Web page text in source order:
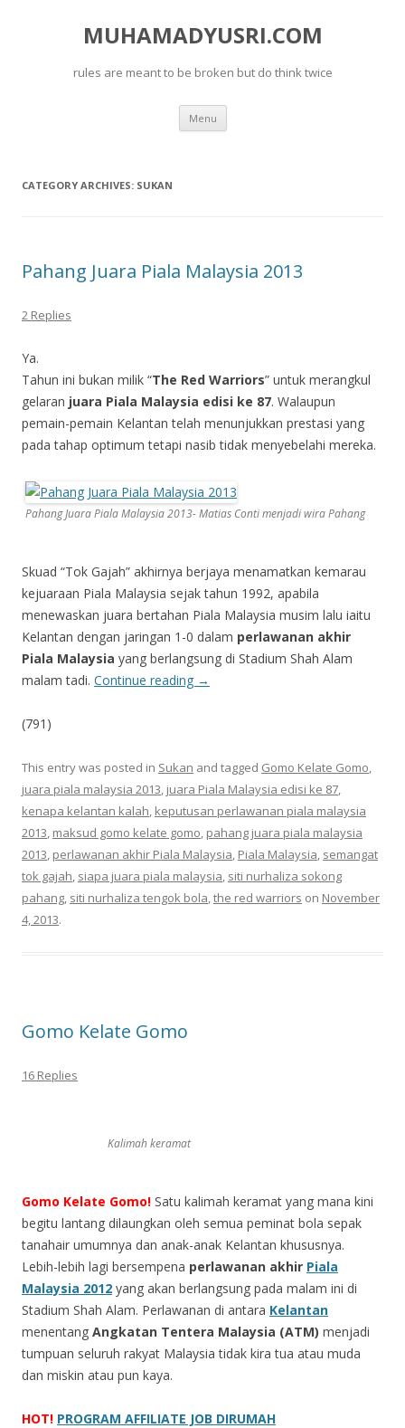
MUHAMADYUSRI.COM
rules are meant to be broken but do think twice
Menu Skip
content
CATEGORY ARCHIVES: SUKAN
Pahang Juara Piala Malaysia 2013
2 Replies
Ya.
Tahun ini bukan milik “The Red Warriors” untuk merangkul
gelaran juara Piala Malaysia edisi ke 87. Walaupun
pemain-pemain Kelantan telah menunjukkan prestasi yang
pada tahap optimum tetapi nasib tidak menyebelahi mereka.
Pahang Juara Piala Malaysia 2013- Matias Conti menjadi wira Pahang
Skuad “Tok Gajah” akhirnya berjaya menamatkan kemarau
kejuaraan Piala Malaysia sejak tahun 1992, apabila
menewaskan juara bertahan Piala Malaysia musim lalu iaitu
Kelantan dengan jaringan 1-0 dalam perlawanan akhir
Piala Malaysia yang berlangsung di Stadium Shah Alam
malam tadi. Continue reading →
(791)
This entry was posted in Sukan and tagged Gomo Kelate Gomo,
juara piala malaysia 2013, juara Piala Malaysia edisi ke 87,
kenapa kelantan kalah, keputusan perlawanan piala malaysia
2013, maksud gomo kelate gomo, pahang juara piala malaysia
2013, perlawanan akhir Piala Malaysia, Piala Malaysia, semangat
tok gajah, siapa juara piala malaysia, siti nurhaliza sokong
pahang, siti nurhaliza tengok bola,the red warriors on November
4, 2013.
Gomo Kelate Gomo
16 Replies
Kalimah keramat
Gomo Kelate Gomo! Satu kalimah keramat yang mana kini
begitu lantang dilaungkan oleh semua peminat bola sepak
tanahair umumnya dan anak-anak Kelantan khususnya.
Lebih-lebih lagi bersempena perlawanan akhir Piala
Malaysia 2012 yang akan berlangsung pada malam ini di
Stadium Shah Alam. Perlawanan di antara Kelantan
menentang Angkatan Tentera Malaysia (ATM) menjadi
tumpuan seluruh rakyat Malaysia tidak kira tua atau muda
dan miskin atau pun kaya.
HOT! PROGRAM AFFILIATE JOB DIRUMAH